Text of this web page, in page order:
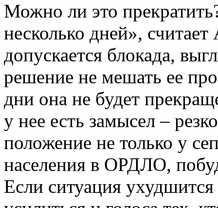
Можно ли это
несколько дней»,
допускается блокада,
решение не мешать ее
дни она не будет
у нее есть замысел –
положение не только у
населения в ОРДЛО,
Если ситуация